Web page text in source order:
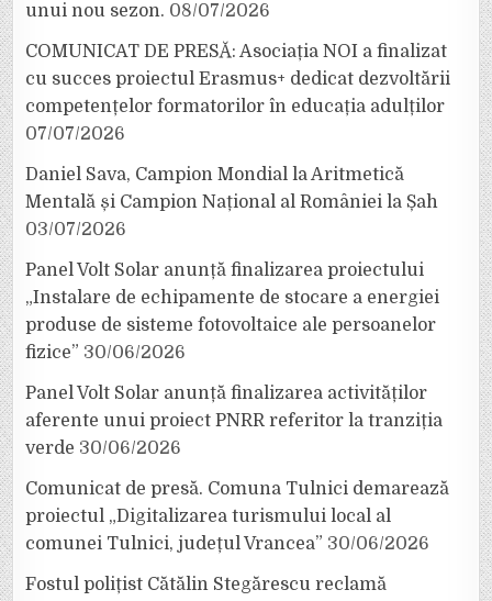
unui nou sezon. 08/07/2026
COMUNICAT DE PRESĂ: Asociația NOI a finalizat
cu succes proiectul Erasmus+ dedicat dezvoltării
competențelor formatorilor în educația adulților
07/07/2026
Daniel Sava, Campion Mondial la Aritmetică
Mentală și Campion Național al României la Șah
03/07/2026
Panel Volt Solar anunță finalizarea proiectului
„Instalare de echipamente de stocare a energiei
produse de sisteme fotovoltaice ale persoanelor
fizice” 30/06/2026
Panel Volt Solar anunță finalizarea activităților
aferente unui proiect PNRR referitor la tranziția
verde 30/06/2026
Comunicat de presă. Comuna Tulnici demarează
proiectul „Digitalizarea turismului local al
comunei Tulnici, județul Vrancea” 30/06/2026
Fostul polițist Cătălin Stegărescu reclamă